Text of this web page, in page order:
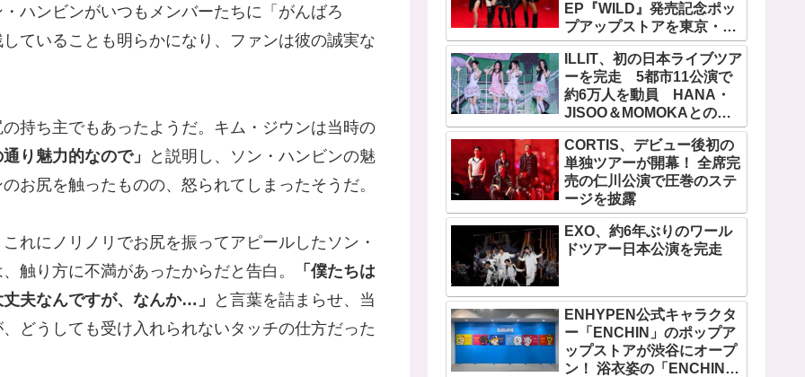
ハンビンがいつもメンバーたちに「がんばろ
ていることも明らかになり、ファンは彼の誠実な
持ち主でもあったようだ。キム・ジウンは当時の
り魅力的なので」
と説明し、ソン・ハンビンの魅
お尻を触ったものの、怒られてしまったそうだ。
れにノリノリでお尻を振ってアピールしたソン・
触り方に不満があったからだと告白。
「僕たちは
夫なんですが、なんか…」
と言葉を詰まらせ、当
どうしても受け入れられないタッチの仕方だった
EP『WILD』発売記念ポッ
プアップストアを東京・原
宿で開催 限定グッズも登
場ILLIT、初の日本ライブツア
ーを完走 5都市11公演で
約6万人を動員 HANA・
JISOO＆MOMOKAとのス
ペシャルコラボも実現
CORTIS、デビュー後初の
単独ツアーが開幕！ 全席完
売の仁川公演で圧巻のステ
ージを披露
EXO、約6年ぶりのワール
ドツアー日本公演を完走
ENHYPEN公式キャラクタ
ー「ENCHIN」のポップア
ップストアが渋谷にオープ
ン！ 浴衣姿の「ENCHIN」